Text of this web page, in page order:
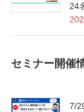
24
セミナー開催
7/